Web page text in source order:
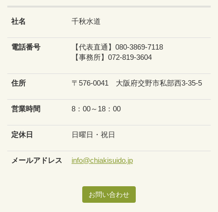
社名 千秋水道
電話番号
【代表直通】080-3869-7118
【事務所】072-819-3604
住所 〒576-0041 大阪府交野市私部西3-35-5
営業時間 8：00～18：00
定休日 日曜日・祝日
メールアドレス info@chiakisuido.jp
お問い合わせ